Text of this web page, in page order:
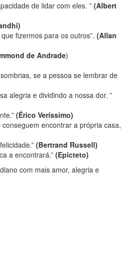
de lidar com eles. ” (Albert
fizermos para os outros”. (Allan
de Andrade)
se a pessoa se lembrar de
alegria e dividindo a nossa dor. ”
(Érico Veríssimo)
encontrar a própria casa,
(Bertrand Russell)
a encontrará.”(Epicteto)
com mais amor, alegria e